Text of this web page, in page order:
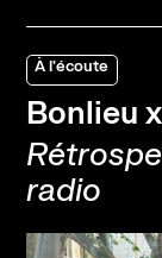
À l'écoute
Bonlieu
radio